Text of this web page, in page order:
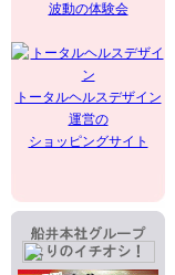
波動の体験会
トータルヘルスデザイン
運営の
ショッピングサイト